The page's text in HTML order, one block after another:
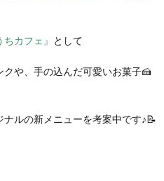
ちカフェ』 として
や、手の込んだ可愛いお菓子🍰
ルの新メニューを考案中です♪📝